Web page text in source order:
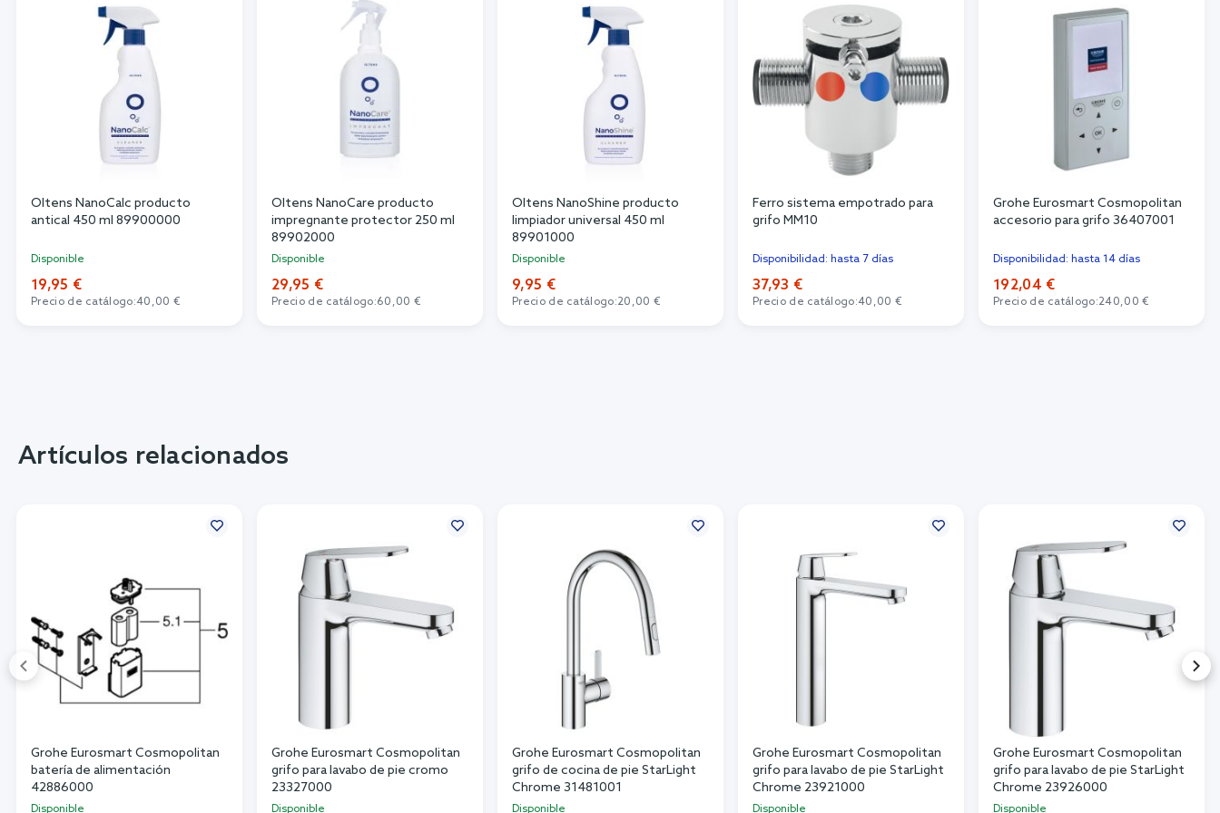
Oltens NanoCalc producto
antical 450 ml 89900000
Disponible
19,95 €
Precio de catálogo:40,00 €
Oltens NanoCare producto
impregnante protector 250 ml
89902000
Disponible
29,95 €
Precio de catálogo:60,00 €
Oltens NanoShine producto
limpiador universal 450 ml
89901000
Disponible
9,95 €
Precio de catálogo:20,00 €
Ferro sistema empotrado para
grifo MM10
Disponibilidad: hasta 7 días
37,93 €
Precio de catálogo:40,00 €
Grohe Eurosmart Cosmopolitan
accesorio para grifo 36407001
Disponibilidad: hasta 14 días
192,04 €
Precio de catálogo:240,00 €
Artículos relacionados
Grohe Eurosmart Cosmopolitan
batería de alimentación
42886000
Disponible
Grohe Eurosmart Cosmopolitan
grifo para lavabo de pie cromo
23327000
Disponible
Grohe Eurosmart Cosmopolitan
grifo de cocina de pie StarLight
Chrome 31481001
Disponible
Grohe Eurosmart Cosmopolitan
grifo para lavabo de pie StarLight
Chrome 23921000
Disponible
Grohe Eurosmart Cosmopolitan
grifo para lavabo de pie StarLight
Chrome 23926000
Disponible